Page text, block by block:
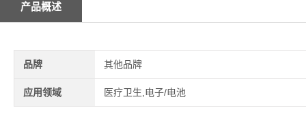
产品概述
品牌 其他品牌
应用领域 医疗卫生,电子/电池